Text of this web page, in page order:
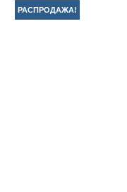
РАСПРОДАЖА!